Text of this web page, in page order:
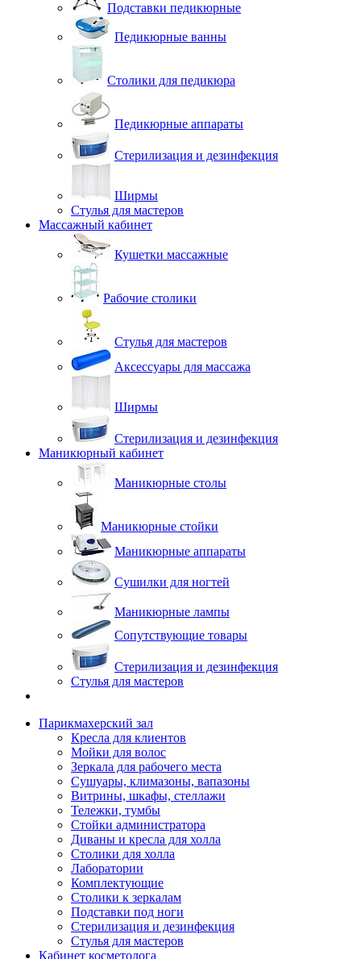
Подставки педикюрные
Педикюрные ванны
Столики для педикюра
Педикюрные аппараты
Стерилизация и дезинфекция
Ширмы
Стулья для мастеров
Массажный кабинет
Кушетки массажные
Рабочие столики
Стулья для мастеров
Аксессуары для массажа
Ширмы
Стерилизация и дезинфекция
Маникюрный кабинет
Маникюрные столы
Маникюрные стойки
Маникюрные аппараты
Сушилки для ногтей
Маникюрные лампы
Сопутствующие товары
Стерилизация и дезинфекция
Стулья для мастеров
Парикмахерский зал
Кресла для клиентов
Мойки для волос
Зеркала для рабочего места
Сушуары, климазоны, вапазоны
Витрины, шкафы, стеллажи
Тележки, тумбы
Стойки администратора
Диваны и кресла для холла
Столики для холла
Лаборатории
Комплектующие
Столики к зеркалам
Подставки под ноги
Стерилизация и дезинфекция
Стулья для мастеров
Кабинет косметолога